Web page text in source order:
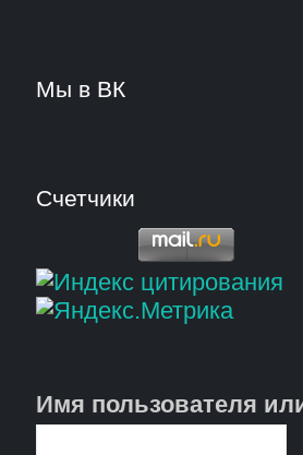
Мы в ВК
Счетчики
Имя пользователя